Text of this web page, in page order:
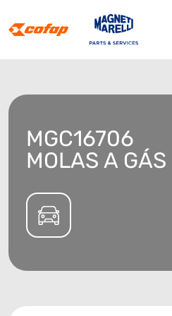
MGC16706
MOLAS A GÁS